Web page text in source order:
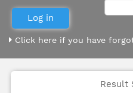
Click here if you have
Result